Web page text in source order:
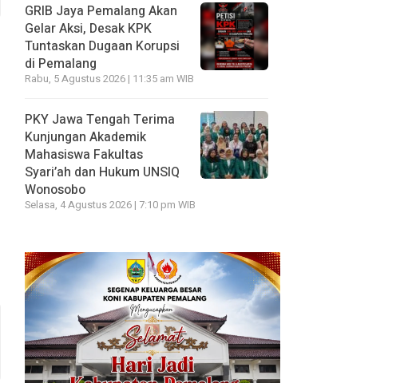
GRIB Jaya Pemalang Akan
Gelar Aksi, Desak KPK
Tuntaskan Dugaan Korupsi
di Pemalang
Rabu, 5 Agustus 2026 | 11:35 am WIB
PKY Jawa Tengah Terima
Kunjungan Akademik
Mahasiswa Fakultas
Syari’ah dan Hukum UNSIQ
Wonosobo
Selasa, 4 Agustus 2026 | 7:10 pm WIB